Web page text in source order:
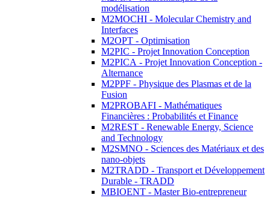
modélisation
M2MOCHI - Molecular Chemistry and
Interfaces
M2OPT - Optimisation
M2PIC - Projet Innovation Conception
M2PICA - Projet Innovation Conception -
Alternance
M2PPF - Physique des Plasmas et de la
Fusion
M2PROBAFI - Mathématiques
Financières : Probabilités et Finance
M2REST - Renewable Energy, Science
and Technology
M2SMNO - Sciences des Matériaux et des
nano-objets
M2TRADD - Transport et Développement
Durable - TRADD
MBIOENT - Master Bio-entrepreneur